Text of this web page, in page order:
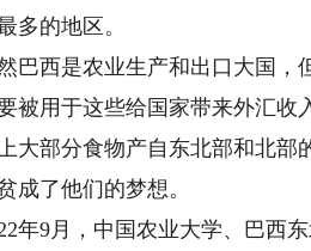
多的地区。
西是农业生产和出口大国，
被用于这些给国家带来外汇收
大部分食物产自东北部和北
成了他们的梦想。
9月，中国农业大学、巴西东